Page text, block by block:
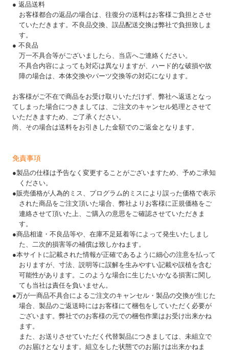
● 返品送料
お客様都合の返品の場合は、往復分の送料はお客様ご負担とさせ
ていただきます。不良品交換、誤品配送交換は弊社で負担致しま
す。
● 不良品
万一不具合等がございましたら、当店へご連絡ください。
不具合内容によっても対応は異なりますが、ハード的な破損や故
障の場合は、本体交換やパーツ交換等の対応になります。
お客様がご不在で商品をお受け取りいただけず、弊社へ返送となっ
てしまった場合につきましては、ご注文のキャンセル処理とさせて
いただきますため、ご了承ください。
尚、その場合は送料をお引きした金額でのご返金となります。
免責事項
●製品の仕様は予告なく変更することがございますため、予めご承知
ください。
●販売価格が人為的ミス、プログラム的ミスにより誤った価格で表示
された商品をご注文頂いた場合、弊社よりお客様に正規価格をご
連絡させて頂いた上、ご購入の意思をご確認させていただきま
す。
●商品相違・不良品等や、在庫不足延着等によって発生いたしまし
た、二次的損害等の補償は致しかねます。
●本サイトに記載された情報が正確であるように細心の注意を払って
おりますが、寸法、説明等に誤解を生みやすい記載や誤植を含む
可能性があります。このような場合に生じたいかなる損害に関し
ても当社は責任を負いません。
●万が一商品不具合によるご注文のキャンセル・製品の交換が生じた
場合、製品のご返送時にはお客様にて梱包をしていただく必要が
ございます。弊社でのお客様の元での梱包作業はお受け出来かね
ます。
また、お送りさせていただく代替製品につきましては、未組立で
のお届けとなります。組立をした状態でのお届けは出来かねま